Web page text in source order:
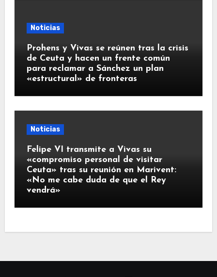
Noticias
Prohens y Vivas se reúnen tras la crisis
de Ceuta y hacen un frente común
para reclamar a Sánchez un plan
«estructural» de fronteras
Noticias
Felipe VI transmite a Vivas su
«compromiso personal de visitar
Ceuta» tras su reunión en Marivent:
«No me cabe duda de que el Rey
vendrá»